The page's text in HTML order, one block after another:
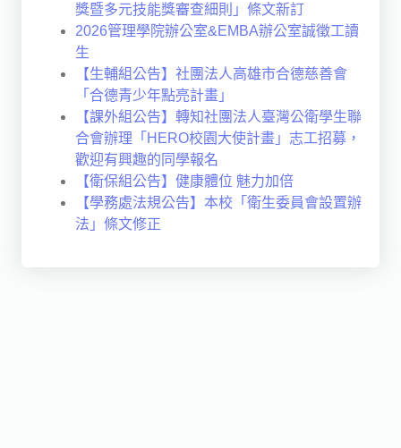
獎暨多元技能獎審查細則」條文新訂
2026管理學院辦公室&EMBA辦公室誠徵工讀
生
【生輔組公告】社團法人高雄市合德慈善會
「合德青少年點亮計畫」
【課外組公告】轉知社團法人臺灣公衛學生聯
合會辦理「HERO校園大使計畫」志工招募，
歡迎有興趣的同學報名
【衛保組公告】健康體位 魅力加倍
【學務處法規公告】本校「衛生委員會設置辦
法」條文修正